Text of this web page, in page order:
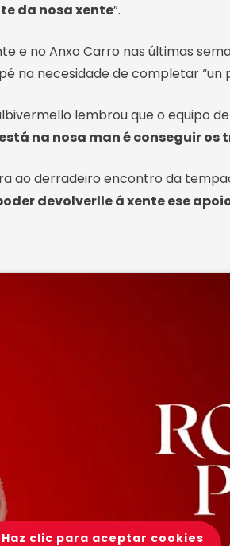
da nosa xente”.
no Anxo Carro nas últimas
na necesidade de completar
lembrou que o equipo
na nosa man é conseguir os
ao derradeiro encontro da
devolverlle á xente ese
Haz clic para aceptar cookies